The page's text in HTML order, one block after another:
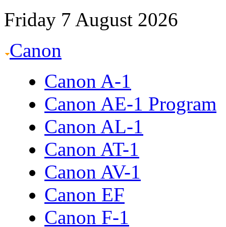
Friday 7 August 2026
Canon
Canon A-1
Canon AE-1 Program
Canon AL-1
Canon AT-1
Canon AV-1
Canon EF
Canon F-1